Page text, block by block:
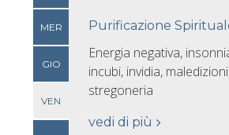
MER
GIO
VEN
Purificazione
Energia negativa,
incubi, invidia,
stregoneria
vedi di più